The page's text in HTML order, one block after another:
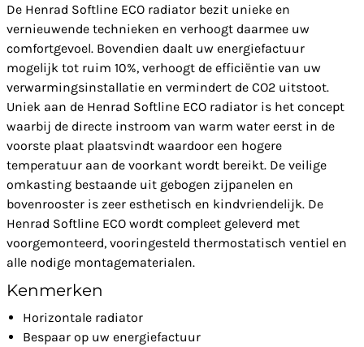
De Henrad Softline ECO radiator bezit unieke en
vernieuwende technieken en verhoogt daarmee uw
comfortgevoel. Bovendien daalt uw energiefactuur
mogelijk tot ruim 10%, verhoogt de efficiëntie van uw
verwarmingsinstallatie en vermindert de CO2 uitstoot.
Uniek aan de Henrad Softline ECO radiator is het concept
waarbij de directe instroom van warm water eerst in de
voorste plaat plaatsvindt waardoor een hogere
temperatuur aan de voorkant wordt bereikt. De veilige
omkasting bestaande uit gebogen zijpanelen en
bovenrooster is zeer esthetisch en kindvriendelijk. De
Henrad Softline ECO wordt compleet geleverd met
voorgemonteerd, vooringesteld thermostatisch ventiel en
alle nodige montagematerialen.
Kenmerken
Horizontale radiator
Bespaar op uw energiefactuur